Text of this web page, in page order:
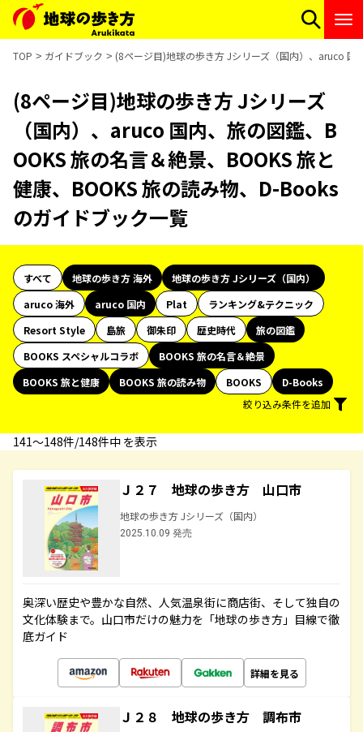
TOP ガイドブック (8ページ目)地球の歩き方 Jシリーズ（国内）、aruco 国
(8ページ目)地球の歩き方 Jシリーズ
（国内）、aruco 国内、旅の図鑑、B
OOKS 旅の名言＆絶景、BOOKS 旅と
健康、BOOKS 旅の読み物、D-Books
のガイドブック一覧
すべて 地球の歩き方 海外
地球の歩き方 Jシリーズ（国内）
aruco 海外
aruco 国内 Plat
ランキング&テクニック
Resort Style
島旅 御朱印 歴史時代
旅の図鑑
BOOKS スペシャルコラボ
BOOKS 旅の名言＆絶景
BOOKS 旅と健康
BOOKS 旅の読み物 BOOKS
D-Books
絞り込み条件を追加
141〜148件/148件中 を表示
Ｊ２７ 地球の歩き方 山口市
地球の歩き方 Jシリーズ（国内）
2025.10.09 発売
奥深い歴史や豊かな自然、人気温泉街に商店街、そして独自の
文化体験まで。山口市だけの魅力を「地球の歩き方」目線で徹
底ガイド
詳細を見る
Ｊ２８ 地球の歩き方 調布市